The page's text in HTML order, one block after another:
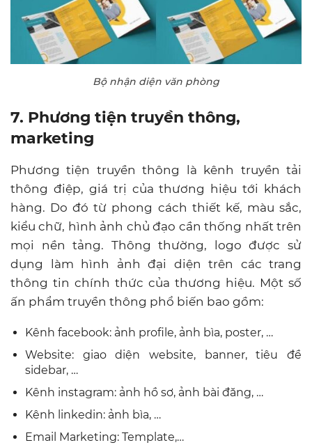
Bộ nhận diện văn phòng
7. Phương tiện truyền thông,
marketing
Phương tiện truyền thông là kênh truyền tải
thông điệp, giá trị của thương hiệu tới khách
hàng. Do đó từ phong cách thiết kế, màu sắc,
kiểu chữ, hình ảnh chủ đạo cần thống nhất trên
mọi nền tảng. Thông thường, logo được sử
dụng làm hình ảnh đại diện trên các trang
thông tin chính thức của thương hiệu. Một số
ấn phẩm truyền thông phổ biến bao gồm:
Kênh facebook: ảnh profile, ảnh bìa, poster, …
Website: giao diện website, banner, tiêu đề
sidebar, …
Kênh instagram: ảnh hồ sơ, ảnh bài đăng, …
Kênh linkedin: ảnh bìa, …
Email Marketing: Template,…